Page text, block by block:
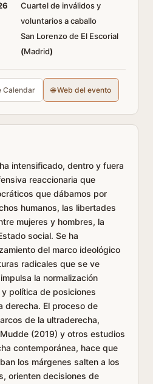
Cuartel de inválidos y
voluntarios a caballo
San Lorenzo de El Escorial
(Madrid)
Calendar 🌐 Web del evento
intensificado, dentro y fuera
reaccionaria que
que dábamos por
humanos, las libertades
mujeres y hombres, la
social. Se ha
del marco ideológico
radicales que se ve
la normalización
política de posiciones
derecha. El proceso de
de la ultraderecha,
(2019) y otros estudios
contemporánea, hace que
los márgenes salten a los
orienten decisiones de